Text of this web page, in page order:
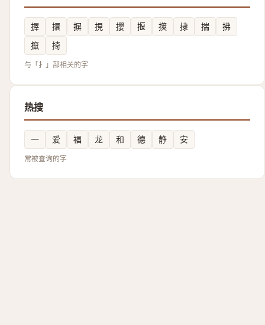
搱 擐 摒 挸 攖 揠 擌 捸 揣
拂
攛
掎
与「扌」部相关的字
热搜
一 爱 福 龙 和 德 静 安
常被查询的字